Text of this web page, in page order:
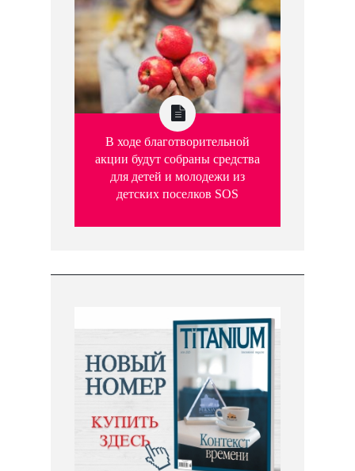
В ходе благотворительной
акции будут собраны средства
для детей и молодежи из
детских поселков SOS